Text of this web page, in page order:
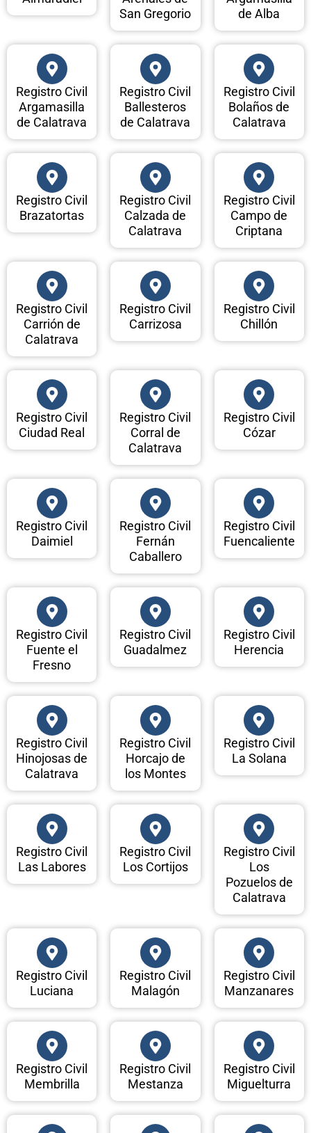
San Gregorio
de Alba
Registro Civil
Argamasilla
de Calatrava
Registro Civil
Ballesteros
de Calatrava
Registro Civil
Bolaños de
Calatrava
Registro Civil
Brazatortas
Registro Civil
Calzada de
Calatrava
Registro Civil
Campo de
Criptana
Registro Civil
Carrión de
Calatrava
Registro Civil
Carrizosa
Registro Civil
Chillón
Registro Civil
Ciudad Real
Registro Civil
Corral de
Calatrava
Registro Civil
Cózar
Registro Civil
Daimiel
Registro Civil
Fernán
Caballero
Registro Civil
Fuencaliente
Registro Civil
Fuente el
Fresno
Registro Civil
Guadalmez
Registro Civil
Herencia
Registro Civil
Hinojosas de
Calatrava
Registro Civil
Horcajo de
los Montes
Registro Civil
La Solana
Registro Civil
Las Labores
Registro Civil
Los Cortijos
Registro Civil
Los
Pozuelos de
Calatrava
Registro Civil
Luciana
Registro Civil
Malagón
Registro Civil
Manzanares
Registro Civil
Membrilla
Registro Civil
Mestanza
Registro Civil
Miguelturra